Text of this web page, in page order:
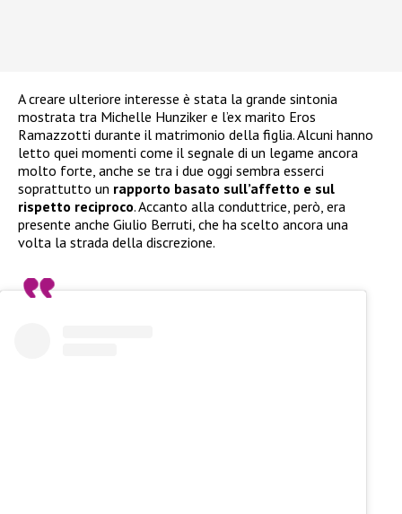
A creare ulteriore interesse è stata la grande sintonia
mostrata tra Michelle Hunziker e l’ex marito Eros
Ramazzotti durante il matrimonio della figlia. Alcuni hanno
letto quei momenti come il segnale di un legame ancora
molto forte, anche se tra i due oggi sembra esserci
soprattutto un rapporto basato sull’affetto e sul
rispetto reciproco. Accanto alla conduttrice, però, era
presente anche Giulio Berruti, che ha scelto ancora una
volta la strada della discrezione.